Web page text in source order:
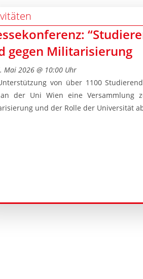
gegen Militarisierung
Mai 2026 @ 10:00 Uhr
von über 1100
der Uni Wien eine Versammlung
und der Rolle der Universität